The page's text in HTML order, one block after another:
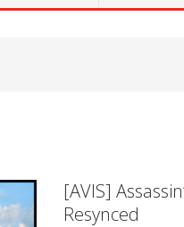
[AVIS]
Resynced